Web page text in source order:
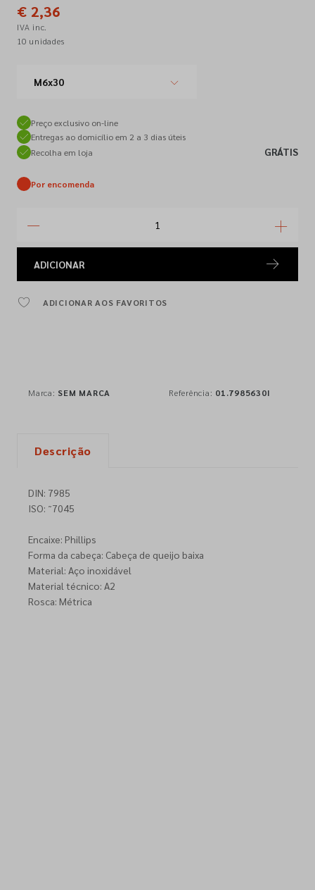
€ 2,36
IVA inc.
10 unidades
M6x30
Preço exclusivo on-line
Entregas ao domicílio em 2 a 3 dias úteis
Recolha em loja
GRÁTIS
Por encomenda
ADICIONAR
ADICIONAR AOS FAVORITOS
Marca: SEM MARCA Referência: 01.7985630I
Descrição
DIN: 7985
ISO: ˜7045
Encaixe: Phillips
Forma da cabeça: Cabeça de queijo baixa
Material: Aço inoxidável
Material técnico: A2
Rosca: Métrica